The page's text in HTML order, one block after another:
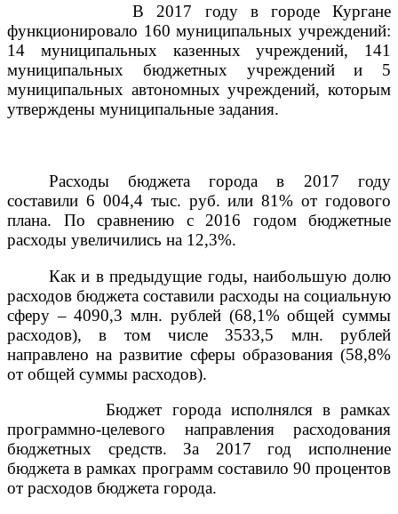
В 2017 году в городе Кургане
функционировало 160 муниципальных учреждений:
14 муниципальных казенных учреждений, 141
муниципальных бюджетных учреждений и 5
муниципальных автономных учреждений, которым
утверждены муниципальные задания.
Расходы бюджета города в 2017 году
составили 6 004,4 тыс. руб. или 81% от годового
плана. По сравнению с 2016 годом бюджетные
расходы увеличились на 12,3%.
Как и в предыдущие годы, наибольшую долю
расходов бюджета составили расходы на социальную
сферу – 4090,3 млн. рублей (68,1% общей суммы
расходов), в том числе 3533,5 млн. рублей
направлено на развитие сферы образования (58,8%
от общей суммы расходов).
Бюджет города исполнялся в рамках
программно-целевого направления расходования
бюджетных средств. За 2017 год исполнение
бюджета в рамках программ составило 90 процентов
от расходов бюджета города.